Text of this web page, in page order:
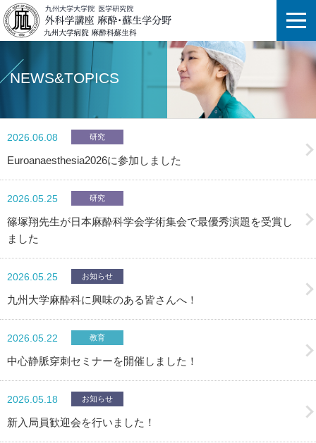
NEWS&TOPICS
研究
2026.06.08
Euroanaesthesia2026に参加しました
研究
2026.05.25
篠塚翔先生が日本麻酔科学会学術集会で最優秀演題を受賞し
ました
お知らせ
2026.05.25
九州大学麻酔科に興味のある皆さんへ！
教育
2026.05.22
中心静脈穿刺セミナーを開催しました！
お知らせ
2026.05.18
新入局員歓迎会を行いました！